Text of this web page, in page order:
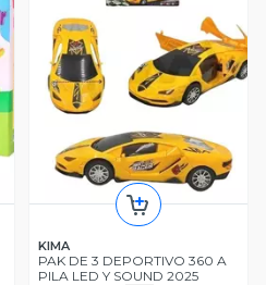
KIMA
PAK DE 3 DEPORTIVO 360 A
PILA LED Y SOUND 2025